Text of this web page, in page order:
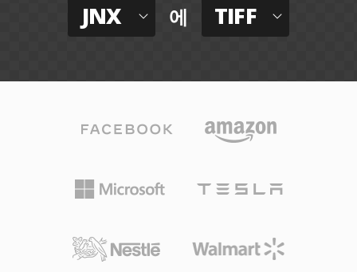
JNX 에 TIFF